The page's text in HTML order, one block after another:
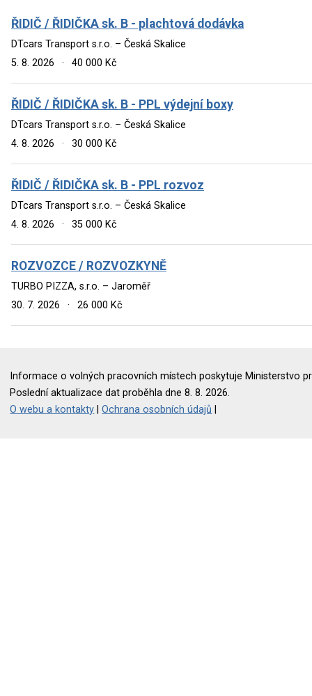
ŘIDIČ / ŘIDIČKA sk. B - plachtová dodávka
DTcars Transport s.r.o. – Česká Skalice
5. 8. 2026
· 40 000 Kč
ŘIDIČ / ŘIDIČKA sk. B - PPL výdejní boxy
DTcars Transport s.r.o. – Česká Skalice
4. 8. 2026
· 30 000 Kč
ŘIDIČ / ŘIDIČKA sk. B - PPL rozvoz
DTcars Transport s.r.o. – Česká Skalice
4. 8. 2026
· 35 000 Kč
ROZVOZCE / ROZVOZKYNĚ
TURBO PIZZA, s.r.o. – Jaroměř
30. 7. 2026
· 26 000 Kč
Informace o volných pracovních místech poskytuje Ministerstvo
Poslední aktualizace dat proběhla dne 8. 8. 2026.
O webu a kontakty |Ochrana osobních údajů